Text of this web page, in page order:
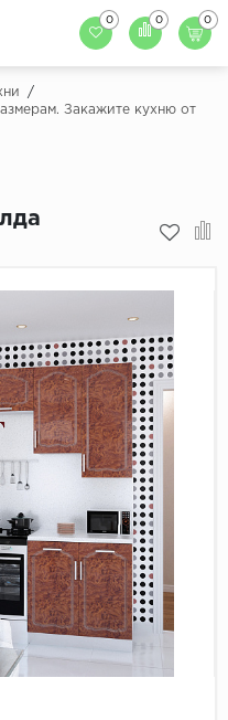
Кухонный фартук
0 0 0
/
Закажите кухню от